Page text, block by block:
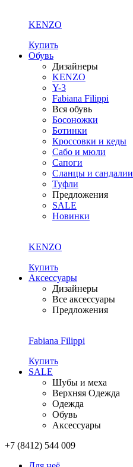
KENZO
Купить
Обувь
Дизайнеры
KENZO
Y-3
Fabiana Filippi
Вся обувь
Босоножки
Ботинки
Кроссовки и кеды
Сабо и мюли
Сапоги
Сланцы и сандалии
Туфли
Предложения
SALE
Новинки
KENZO
Купить
Аксессуары
Дизайнеры
Все аксессуары
Предложения
Fabiana Filippi
Купить
SALE
Шубы и меха
Верхняя Одежда
Одежда
Обувь
Аксессуары
+7 (8412) 544 009